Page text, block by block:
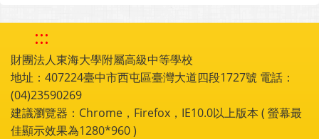
:::
財團法人東海大學附屬高級中等學校
地址：407224臺中市西屯區臺灣大道四段1727號 電話：
(04)23590269
建議瀏覽器：Chrome，Firefox，IE10.0以上版本 ( 螢幕最
佳顯示效果為1280*960 )